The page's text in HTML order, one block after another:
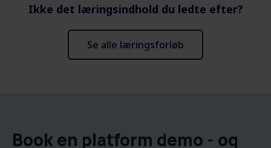
Ikke det læringsindhold du ledte efter?
Se alle læringsforløb
Book en platform demo - og